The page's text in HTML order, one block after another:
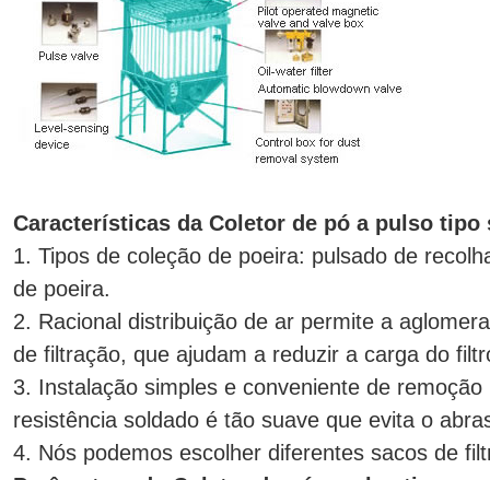
Características da Coletor de pó a pulso tipo
1. Tipos de coleção de poeira: pulsado de
de poeira.
2. Racional distribuição de ar permite a
de filtração, que ajudam a reduzir a carga do
3. Instalação simples e conveniente de
resistência soldado é tão suave que evita o
4. Nós podemos escolher diferentes sacos de